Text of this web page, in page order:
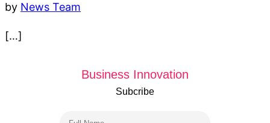
by News Team
[…]
Business Innovation
Subcribe